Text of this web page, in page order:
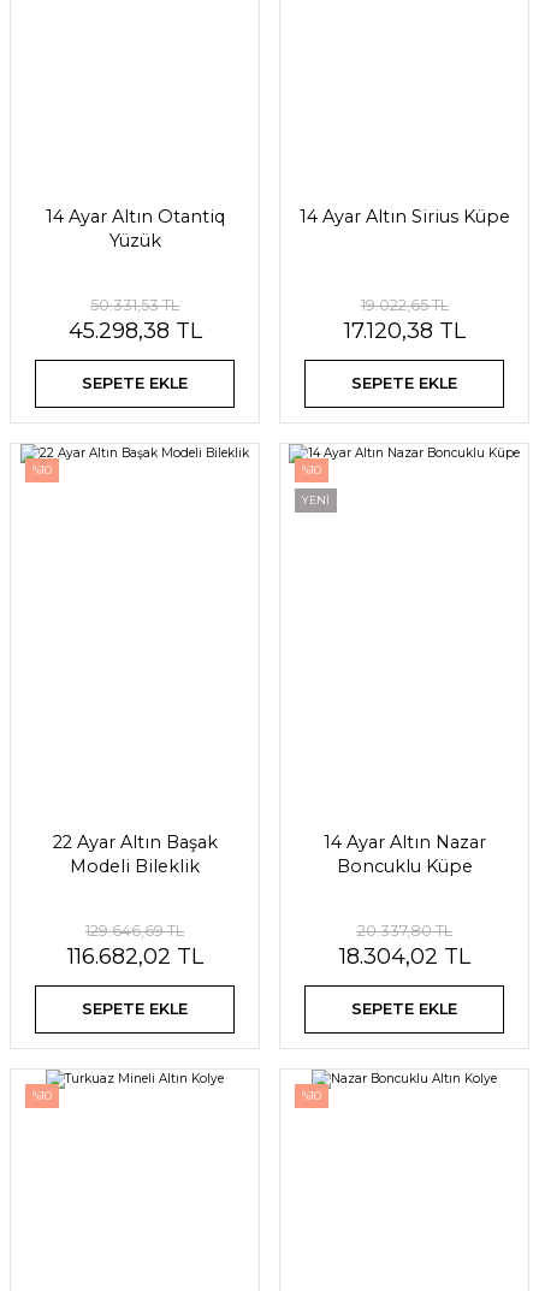
14 Ayar Altın Otantiq
Yüzük
50.331,53 TL
45.298,38 TL
SEPETE EKLE
14 Ayar Altın Sirius Küpe
19.022,65 TL
17.120,38 TL
SEPETE EKLE
%10
22 Ayar Altın Başak
Modeli Bileklik
129.646,69 TL
116.682,02 TL
SEPETE EKLE
%10
YENİ
14 Ayar Altın Nazar
Boncuklu Küpe
20.337,80 TL
18.304,02 TL
SEPETE EKLE
%10 %10